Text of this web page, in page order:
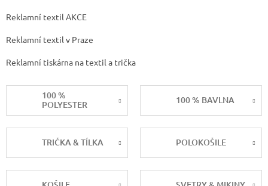
Reklamní textil AKCE
Reklamní textil v Praze
Reklamní tiskárna na textil a trička
100 %
POLYESTER
100 % BAVLNA
TRIČKA & TÍLKA POLOKOŠILE